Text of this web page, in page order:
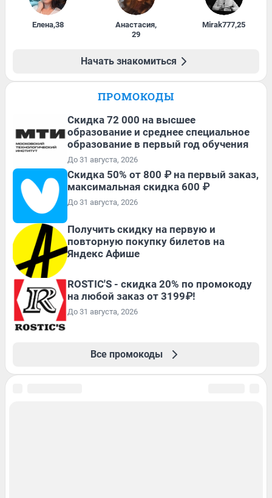
Елена,38 Анастасия,
29
Mirak777,25
Начать знакомиться
ПРОМОКОДЫ
Скидка 72 000 на высшее
образование и среднее специальное
образование в первый год обучения
До 31 августа, 2026
Скидка 50% от 800 ₽ на первый заказ,
максимальная скидка 600 ₽
До 31 августа, 2026
Получить скидку на первую и
повторную покупку билетов на
Яндекс Афише
ROSTIC'S - скидка 20% по промокоду
на любой заказ от 3199₽!
До 31 августа, 2026
Все промокоды